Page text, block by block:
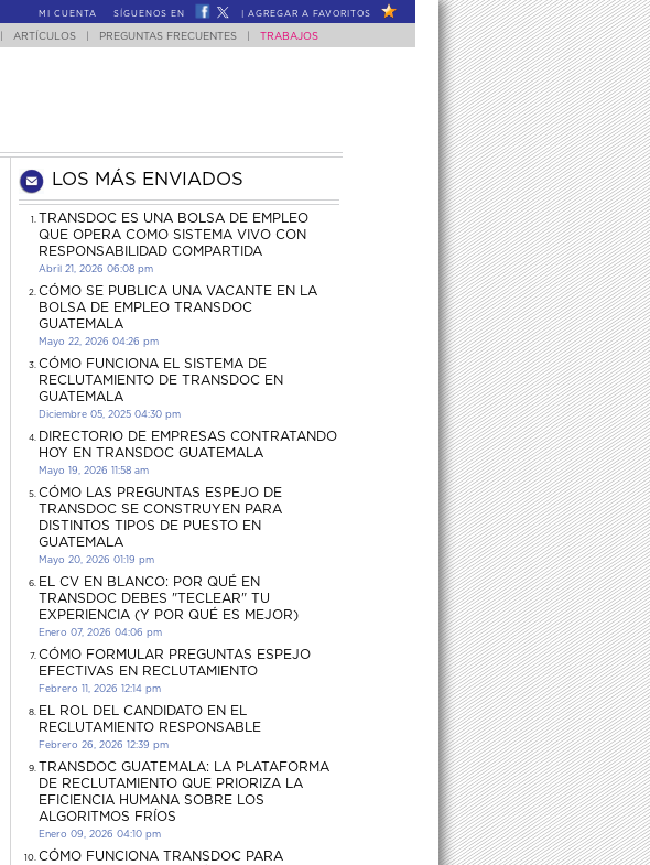
MI CUENTA SÍGUENOS EN AGREGAR A FAVORITOS
ARTÍCULOS PREGUNTAS FRECUENTES TRABAJOS
LOS MÁS ENVIADOS
TRANSDOC ES UNA BOLSA DE EMPLEO
QUE OPERA COMO SISTEMA VIVO CON
RESPONSABILIDAD COMPARTIDA
Abril 21, 2026 06:08 pm
CÓMO SE PUBLICA UNA VACANTE EN LA
BOLSA DE EMPLEO TRANSDOC
GUATEMALA
Mayo 22, 2026 04:26 pm
CÓMO FUNCIONA EL SISTEMA DE
RECLUTAMIENTO DE TRANSDOC EN
GUATEMALA
Diciembre 05, 2025 04:30 pm
DIRECTORIO DE EMPRESAS CONTRATANDO
HOY EN TRANSDOC GUATEMALA
Mayo 19, 2026 11:58 am
CÓMO LAS PREGUNTAS ESPEJO DE
TRANSDOC SE CONSTRUYEN PARA
DISTINTOS TIPOS DE PUESTO EN
GUATEMALA
Mayo 20, 2026 01:19 pm
EL CV EN BLANCO: POR QUÉ EN
TRANSDOC DEBES "TECLEAR" TU
EXPERIENCIA (Y POR QUÉ ES MEJOR)
Enero 07, 2026 04:06 pm
CÓMO FORMULAR PREGUNTAS ESPEJO
EFECTIVAS EN RECLUTAMIENTO
Febrero 11, 2026 12:14 pm
EL ROL DEL CANDIDATO EN EL
RECLUTAMIENTO RESPONSABLE
Febrero 26, 2026 12:39 pm
TRANSDOC GUATEMALA: LA PLATAFORMA
DE RECLUTAMIENTO QUE PRIORIZA LA
EFICIENCIA HUMANA SOBRE LOS
ALGORITMOS FRÍOS
Enero 09, 2026 04:10 pm
CÓMO FUNCIONA TRANSDOC PARA